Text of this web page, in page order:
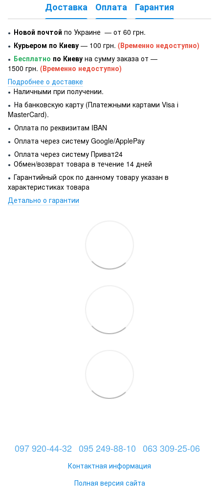
Доставка Оплата Гарантия
● Новой почтой по Украине — от 60 грн.
● Курьером по Киеву — 100 грн. (Временно недоступно)
● Бесплатно по Киеву на сумму заказа от —
1500 грн. (Временно недоступно)
Подробнее о доставке
● Наличными при получении.
● На банковскую карту (Платежными картами Visa і
MasterCard).
● Оплата по реквизитам IBAN
● Оплата через систему Google/ApplePay
● Оплата через систему Приват24
● Обмен/возврат товара в течение 14 дней
● Гарантийный срок по данному товару указан в
характеристиках товара
Детально о гарантии
097 920-44-32 095 249-88-10 063 309-25-06
Контактная информация
Полная версия сайта